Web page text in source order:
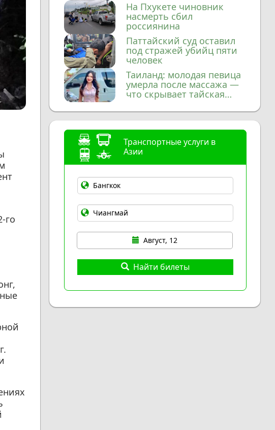
го
На Пхукете чиновник
насмерть сбил
россиянина
Паттайский суд оставил
под стражей убийц пяти
человек
Таиланд: молодая певица
умерла после массажа —
что скрывает тайская
медицина?
Транспортные услуги в
Азии
Август, 12
Найти билеты